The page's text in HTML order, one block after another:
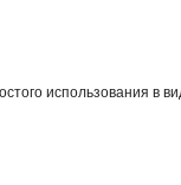
использования в